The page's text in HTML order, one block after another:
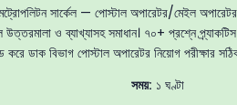
মেট্রোপলিটন সার্কেল — পোস্টাল অপারেটর/
উত্তরমালা ও ব্যাখ্যাসহ সমাধান। ৭০+ প্রশ্নে
ডাক বিভাগ পোস্টাল অপারেটর নিয়োগ পরীক্ষার
সময়: ১ ঘণ্টা